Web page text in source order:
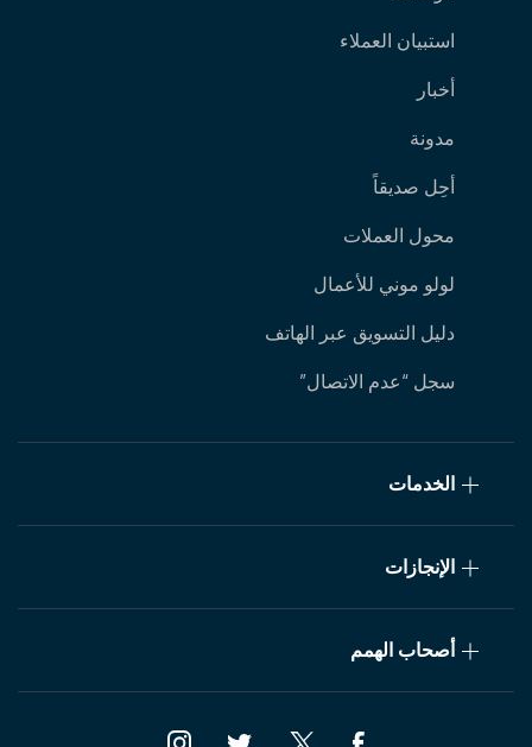
استبيان العملاء
أخبار
مدونة
أحِل صديقاً
محول العملات
لولو موني للأعمال
دليل التسويق عبر الهاتف
سجل “عدم الاتصال”
الخدمات
الإنجازات
أصحاب الهمم